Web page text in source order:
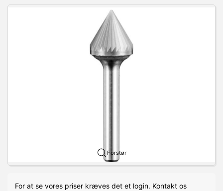
Forstør
For at se vores priser kræves det et login. Kontakt os